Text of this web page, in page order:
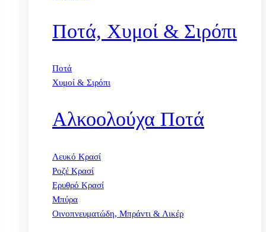
Ποτά, Χυμοί & Σιρόπι
Ποτά
Χυμοί & Σιρόπι
Αλκοολούχα Ποτά
Λευκό Κρασί
Ροζέ Κρασί
Ερυθρό Κρασί
Μπύρα
Οινοπνευματώδη, Μπράντι & Λικέρ